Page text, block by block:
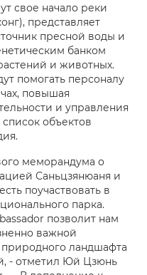
свое начало реки
представляет
пресной воды и
банком
и животных.
помогать персоналу
повышая
и управления
объектов
меморандума о
Саньцзянюаня и
поучаствовать в
парка.
позволит нам
важной
ландшафта
- отметил Юй Цзюнь